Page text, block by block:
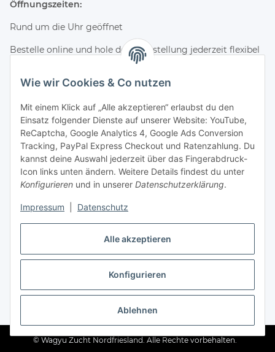
Alle akzeptieren
Konfigurieren
Ablehnen
Wie wir Cookies & Co nutzen
Mit einem Klick auf „Alle akzeptieren“ erlaubst du den
Einsatz folgender Dienste auf unserer Website: YouTube,
ReCaptcha, Google Analytics 4, Google Ads Conversion
Tracking, PayPal Express Checkout und Ratenzahlung. Du
kannst deine Auswahl jederzeit über das Fingerabdruck-
Icon links unten ändern. Weitere Details findest du unter
Konfigurieren und in unserer Datenschutzerklärung.
Impressum Datenschutz
Öffnungszeiten:
Rund um die Uhr geöffnet
Bestelle online und hole deine Bestellung jederzeit flexibel
Kontakt & Service
Telefon
+49 (0) 4661 2875
E-Mail
info@wagyuzucht-nordfriesland.de
Folge uns
Instagram
Facebook
Ratepay
* Alle Preise inkl. gesetzlicher USt., zzgl.Versand
© Wagyu Zucht Nordfriesland. Alle Rechte vorbehalten.